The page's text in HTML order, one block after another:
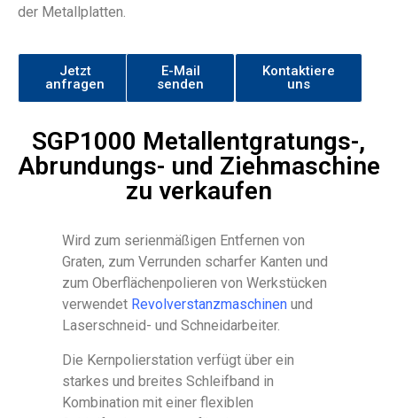
der Metallplatten.
Jetzt
anfragen
E-Mail
senden
Kontaktiere
uns
SGP1000 Metallentgratungs-,
Abrundungs- und Ziehmaschine
zu verkaufen
Wird zum serienmäßigen Entfernen von
Graten, zum Verrunden scharfer Kanten und
zum Oberflächenpolieren von Werkstücken
verwendet Revolverstanzmaschinen und
Laserschneid- und Schneidarbeiter.
Die Kernpolierstation verfügt über ein
starkes und breites Schleifband in
Kombination mit einer flexiblen